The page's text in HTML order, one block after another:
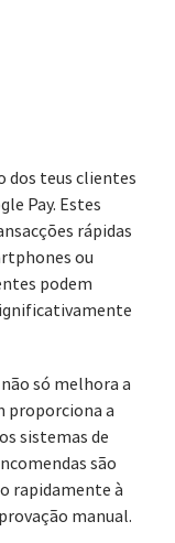
dos teus clientes
Pay. Estes
rápidas
ou
podem
só melhora a
proporciona a
sistemas de
são
rapidamente à
manual.